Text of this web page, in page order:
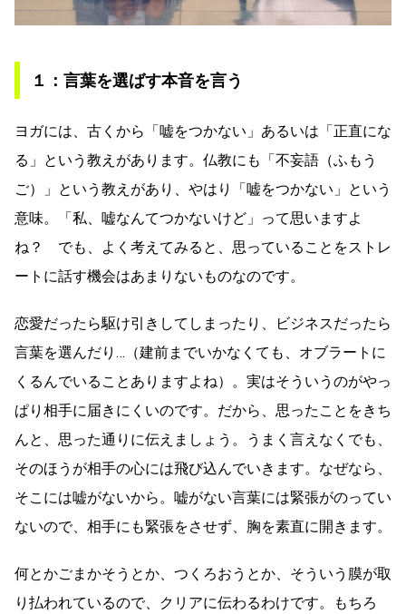
１：言葉を選ばす本音を言う
ヨガには、古くから「嘘をつかない」あるいは「正直にな
る」という教えがあります。仏教にも「不妄語（ふもう
ご）」という教えがあり、やはり「嘘をつかない」という
意味。「私、嘘なんてつかないけど」って思いますよ
ね？ でも、よく考えてみると、思っていることをストレ
ートに話す機会はあまりないものなのです。
恋愛だったら駆け引きしてしまったり、ビジネスだったら
言葉を選んだり…（建前までいかなくても、オブラートに
くるんでいることありますよね）。実はそういうのがやっ
ぱり相手に届きにくいのです。だから、思ったことをきち
んと、思った通りに伝えましょう。うまく言えなくでも、
そのほうが相手の心には飛び込んでいきます。なぜなら、
そこには嘘がないから。嘘がない言葉には緊張がのってい
ないので、相手にも緊張をさせず、胸を素直に開きます。
何とかごまかそうとか、つくろおうとか、そういう膜が取
り払われているので、クリアに伝わるわけです。もちろ